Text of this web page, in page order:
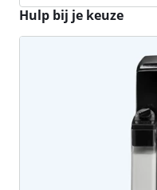
Hulp bij je keuze